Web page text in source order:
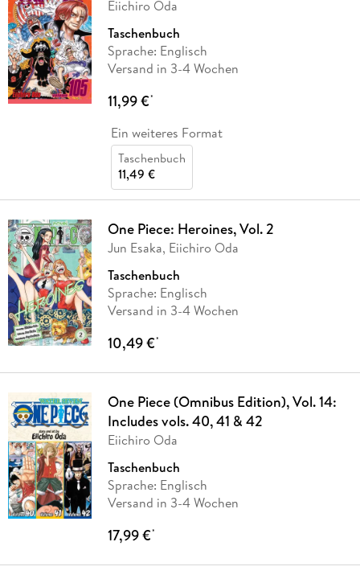
Eiichiro Oda
Taschenbuch
Sprache: Englisch
Versand in 3-4 Wochen
11,99 €*
Ein weiteres Format
Taschenbuch
11,49 €
One Piece: Heroines, Vol. 2
Jun Esaka, Eiichiro Oda
Taschenbuch
Sprache: Englisch
Versand in 3-4 Wochen
10,49 €*
One Piece (Omnibus Edition), Vol. 14:
Includes vols. 40, 41 & 42
Eiichiro Oda
Taschenbuch
Sprache: Englisch
Versand in 3-4 Wochen
17,99 €*